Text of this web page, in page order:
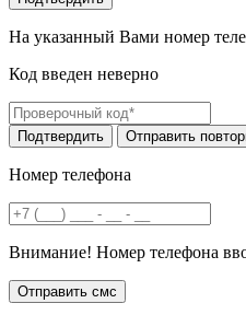
На указанный Вами номер
Код введен неверно
Номер телефона
Внимание! Номер телефона